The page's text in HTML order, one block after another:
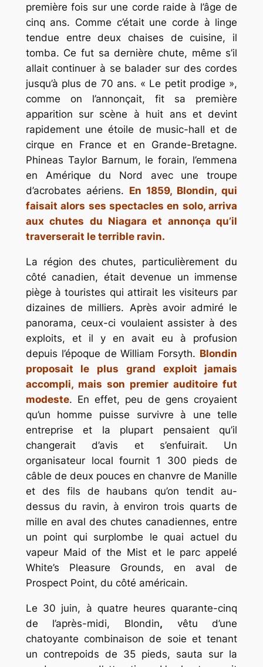
première fois sur une corde raide à l’âge de
cinq ans. Comme c’était une corde à linge
tendue entre deux chaises de cuisine, il
tomba. Ce fut sa dernière chute, même s’il
allait continuer à se balader sur des cordes
jusqu’à plus de 70 ans. « Le petit prodige »,
comme on l’annonçait, fit sa première
apparition sur scène à huit ans et devint
rapidement une étoile de music-hall et de
cirque en France et en Grande-Bretagne.
Phineas Taylor Barnum, le forain, l’emmena
en Amérique du Nord avec une troupe
d’acrobates aériens. En 1859, Blondin, qui
faisait alors ses spectacles en solo, arriva
aux chutes du Niagara et annonça qu’il
traverserait le terrible ravin.
La région des chutes, particulièrement du
côté canadien, était devenue un immense
piège à touristes qui attirait les visiteurs par
dizaines de milliers. Après avoir admiré le
panorama, ceux-ci voulaient assister à des
exploits, et il y en avait eu à profusion
depuis l’époque de William Forsyth. Blondin
proposait le plus grand exploit jamais
accompli, mais son premier auditoire fut
modeste. En effet, peu de gens croyaient
qu’un homme puisse survivre à une telle
entreprise et la plupart pensaient qu’il
changerait d’avis et s’enfuirait. Un
organisateur local fournit 1 300 pieds de
câble de deux pouces en chanvre de Manille
et des fils de haubans qu’on tendit au-
dessus du ravin, à environ trois quarts de
mille en aval des chutes canadiennes, entre
un point qui surplombe le quai actuel du
vapeur Maid of the Mist et le parc appelé
White’s Pleasure Grounds, en aval de
Prospect Point, du côté américain.
Le 30 juin, à quatre heures quarante-cinq
de l’après-midi, Blondin, vêtu d’une
chatoyante combinaison de soie et tenant
un contrepoids de 35 pieds, sauta sur la